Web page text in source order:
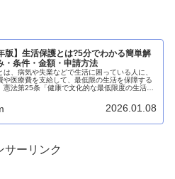
版】生活保護とは?5分でわかる簡単解
・条件・金額・申請方法
は、病気や失業などで生活に困っている人に、
や医療費を支給して、最低限の生活を保障する
憲法第25条「健康で文化的な最低限度の生活を
2026.01.08
サーリンク